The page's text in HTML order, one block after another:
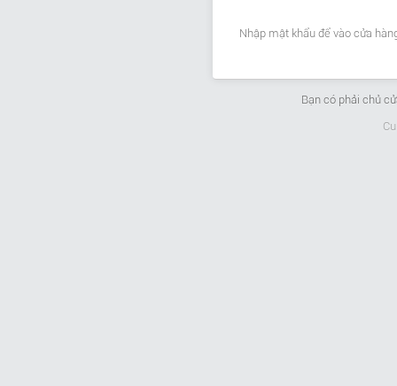
Nhập mật khẩu để vào cửa
Bạn có phải chủ